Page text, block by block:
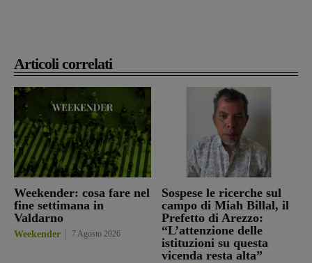
Articoli correlati
Weekender: cosa fare nel
fine settimana in
Valdarno
Weekender 7 Agosto 2026
Sospese le ricerche sul
campo di Miah Billal, il
Prefetto di Arezzo:
“L’attenzione delle
istituzioni su questa
vicenda resta alta”